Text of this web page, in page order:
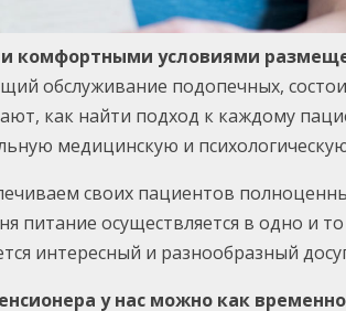
комфортными условиями
обслуживание подопечных,
как найти подход к каждому
медицинскую и
своих пациентов
питание осуществляется в одно и
интересный и разнообразный
у нас можно как